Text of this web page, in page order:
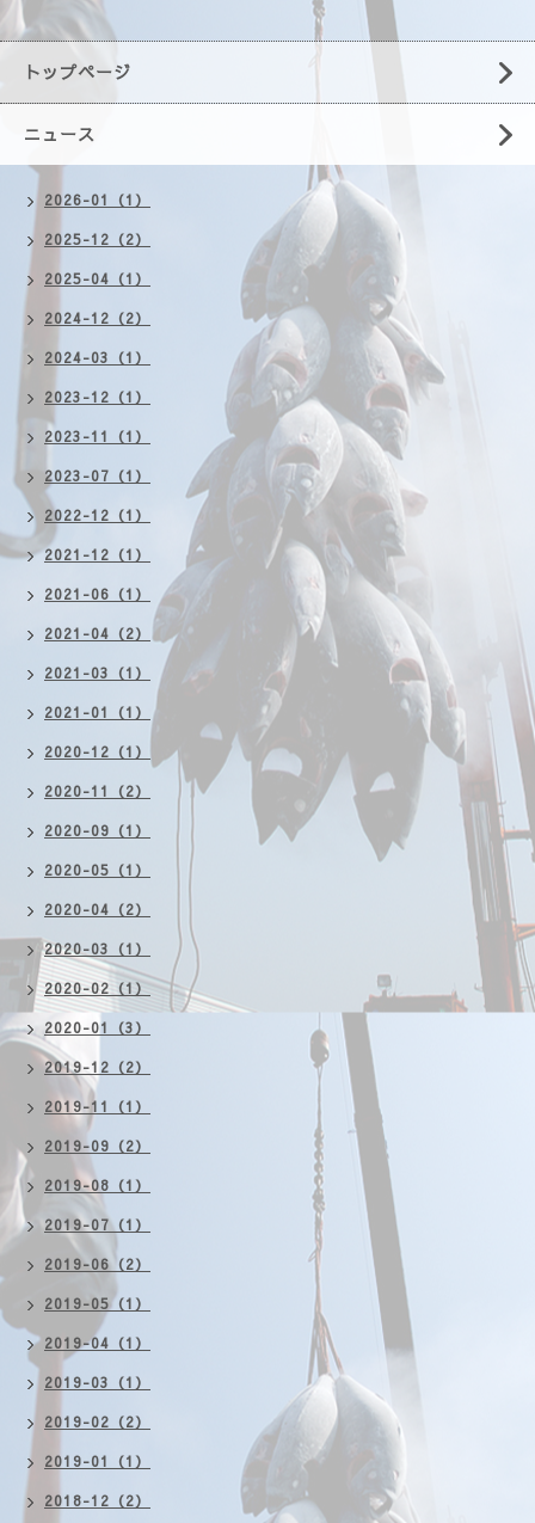
トップページ
ニュース
2026-01（1）
2025-12（2）
2025-04（1）
2024-12（2）
2024-03（1）
2023-12（1）
2023-11（1）
2023-07（1）
2022-12（1）
2021-12（1）
2021-06（1）
2021-04（2）
2021-03（1）
2021-01（1）
2020-12（1）
2020-11（2）
2020-09（1）
2020-05（1）
2020-04（2）
2020-03（1）
2020-02（1）
2020-01（3）
2019-12（2）
2019-11（1）
2019-09（2）
2019-08（1）
2019-07（1）
2019-06（2）
2019-05（1）
2019-04（1）
2019-03（1）
2019-02（2）
2019-01（1）
2018-12（2）